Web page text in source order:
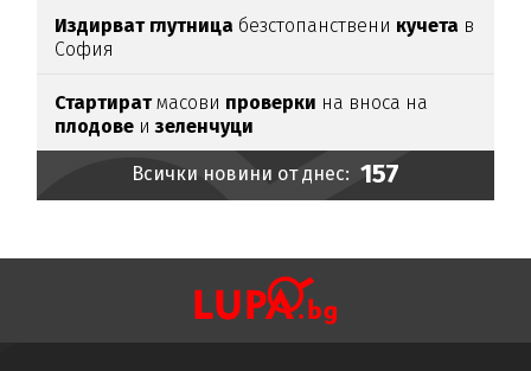
Издирват глутница безстопанствени кучета в
София
Стартиратмасови проверки на вноса на
плодове и зеленчуци
Всички новини от днес: 157